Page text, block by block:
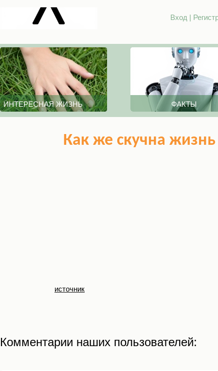
Вход |
ИНТЕРЕСНАЯ ЖИЗНЬ ФАКТЫ
Как же скучна жизнь
источник
Комментарии наших пользователей: